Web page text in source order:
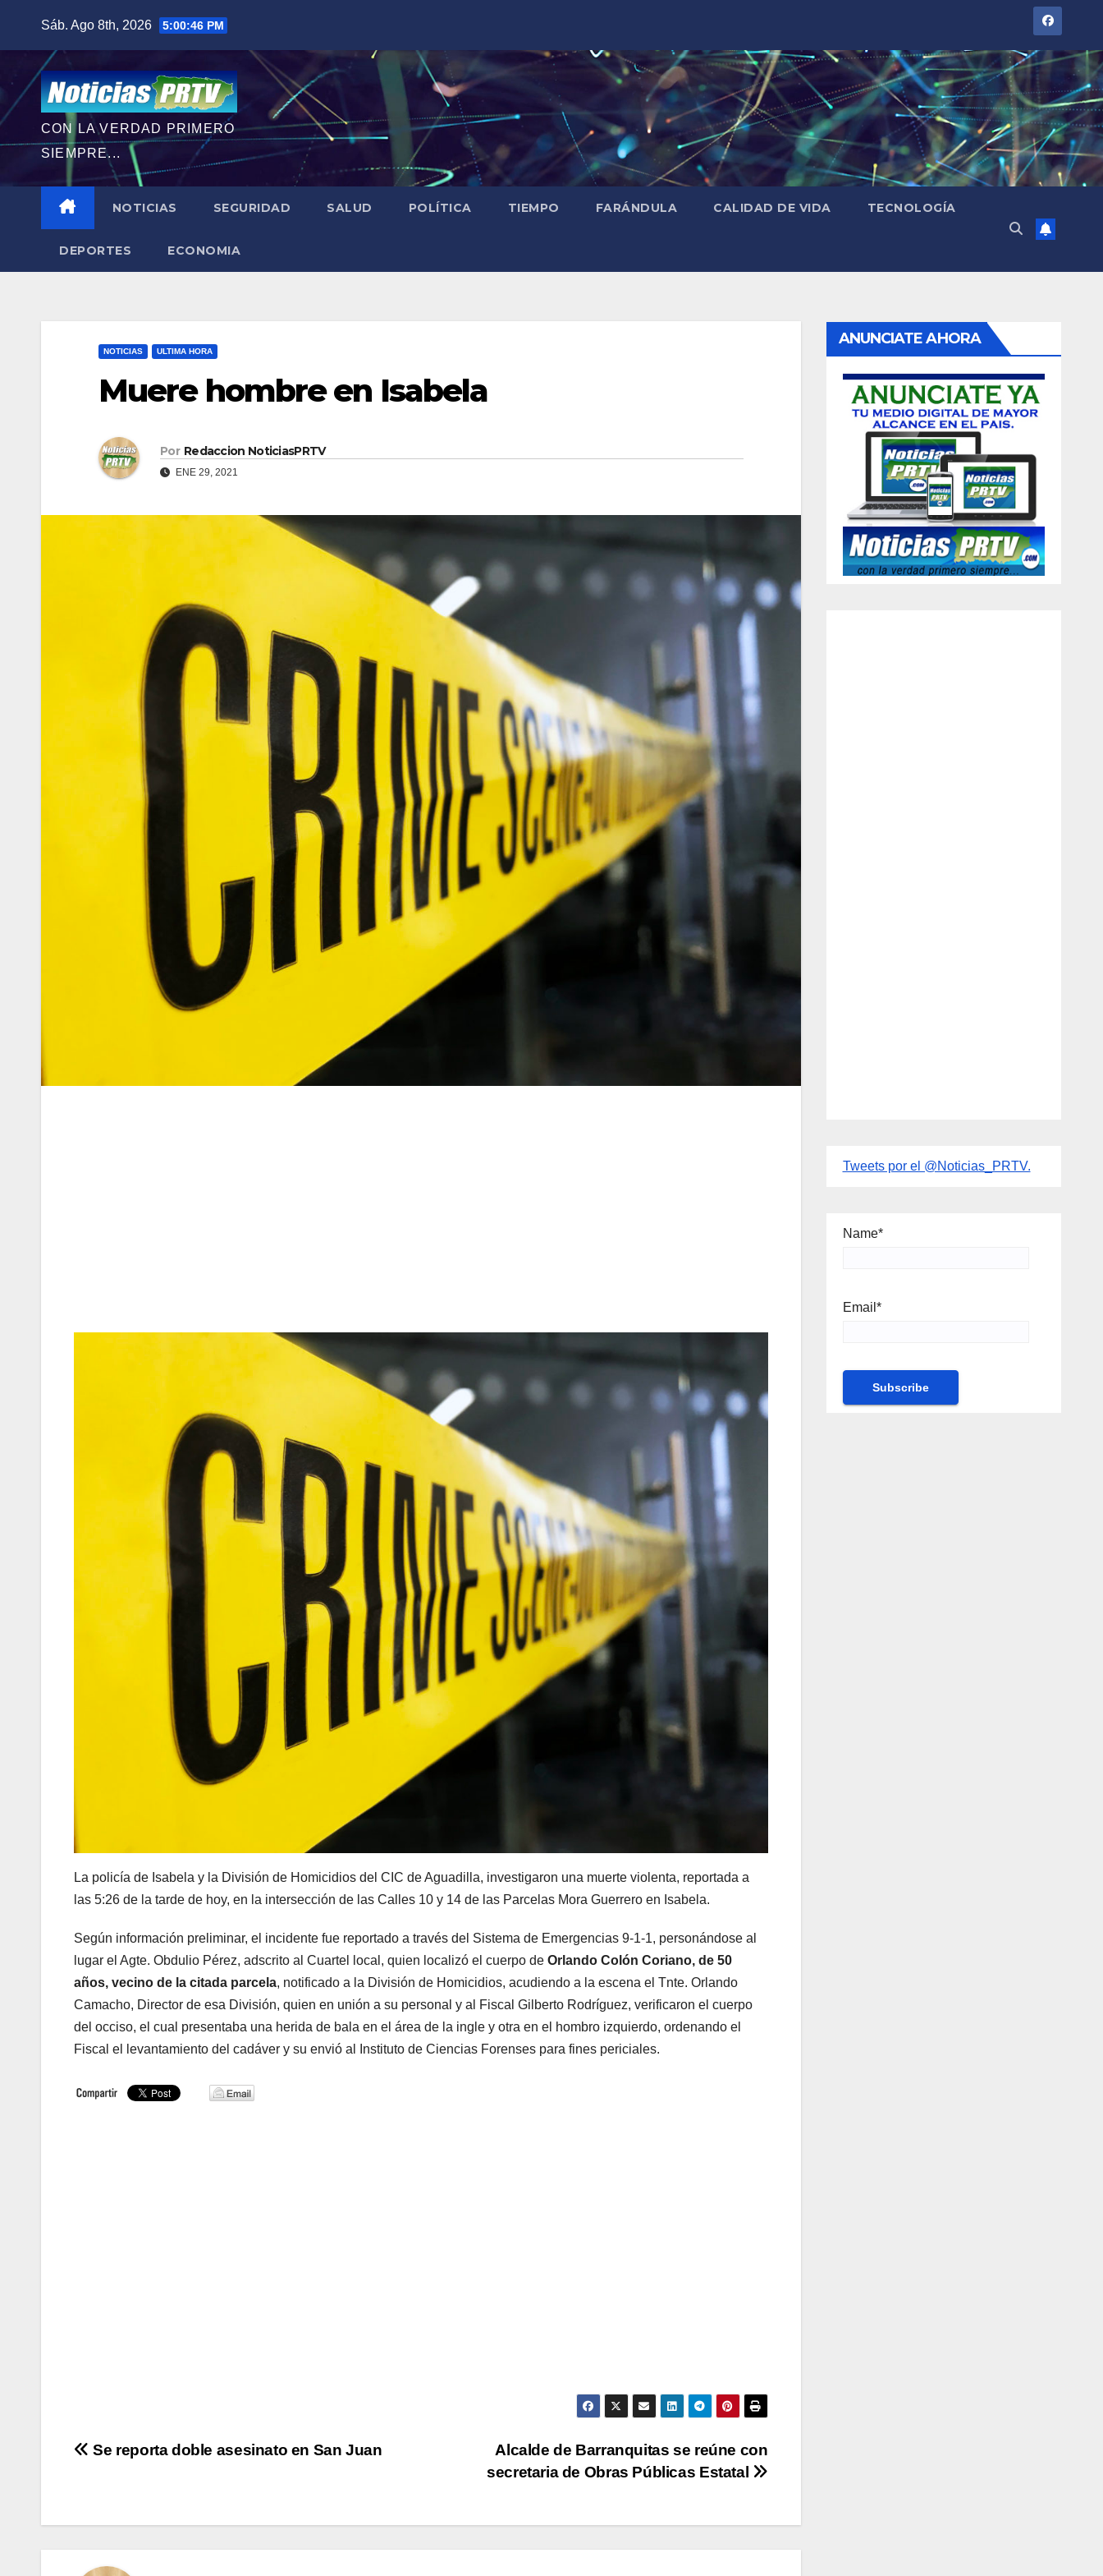
contenido
Sáb. Ago 8th, 2026 5:00:47 PM
CON LA VERDAD PRIMERO
SIEMPRE...
NOTICIAS SEGURIDAD SALUD POLÍTICA TIEMPO FARÁNDULA CALIDAD DE VIDA TECNOLOGÍA
DEPORTES ECONOMIA
NOTICIAS ULTIMA HORA
Muere hombre en Isabela
Por Redaccion NoticiasPRTV
ENE 29, 2021
La policía de Isabela y la División de Homicidios del CIC de Aguadilla, investigaron una muerte violenta, reportada a
las 5:26 de la tarde de hoy, en la intersección de las Calles 10 y 14 de las Parcelas Mora Guerrero en Isabela.
Según información preliminar, el incidente fue reportado a través del Sistema de Emergencias 9-1-1, personándose al
lugar el Agte. Obdulio Pérez, adscrito al Cuartel local, quien localizó el cuerpo de Orlando Colón Coriano, de 50
años, vecino de la citada parcela, notificado a la División de Homicidios, acudiendo a la escena el Tnte. Orlando
Camacho, Director de esa División, quien en unión a su personal y al Fiscal Gilberto Rodríguez, verificaron el cuerpo
del occiso, el cual presentaba una herida de bala en el área de la ingle y otra en el hombro izquierdo, ordenando el
Fiscal el levantamiento del cadáver y su envió al Instituto de Ciencias Forenses para fines periciales.
Navegación
entradas
Alcalde de Barranquitas se reúne con
secretaria de Obras Públicas Estatal
Se reporta doble asesinato en San Juan
ANUNCIATE AHORA
Tweets por el @Noticias_PRTV.
Name*
Email*